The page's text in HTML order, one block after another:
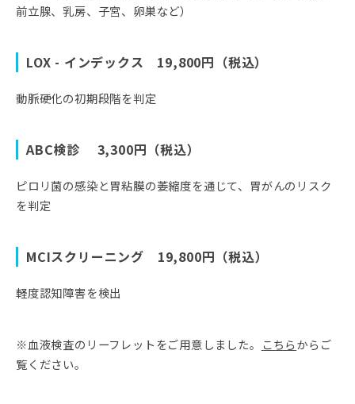
前立腺、乳房、子宮、卵巣など）
LOX - インデックス 19,800円（税込）
動脈硬化の初期段階を判定
ABC検診 3,300円（税込）
ピロリ菌の感染と胃粘膜の萎縮度を通じて、胃がんのリスク
を判定
MCIスクリーニング 19,800円（税込）
軽度認知障害を検出
※血液検査のリーフレットをご用意しました。 こちらからご
覧ください。